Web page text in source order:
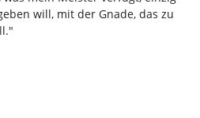
will, mit der Gnade, das zu